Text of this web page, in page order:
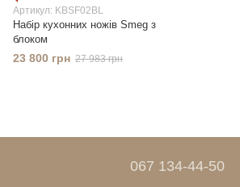
Артикул: KBSF02BL
Набір кухонних ножів Smeg з
блоком
23 800 грн 27 983 грн
067 134-44-50